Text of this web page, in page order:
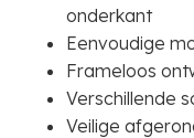
onderkant
Eenvoudige
Frameloos
Verschillende
Veilige